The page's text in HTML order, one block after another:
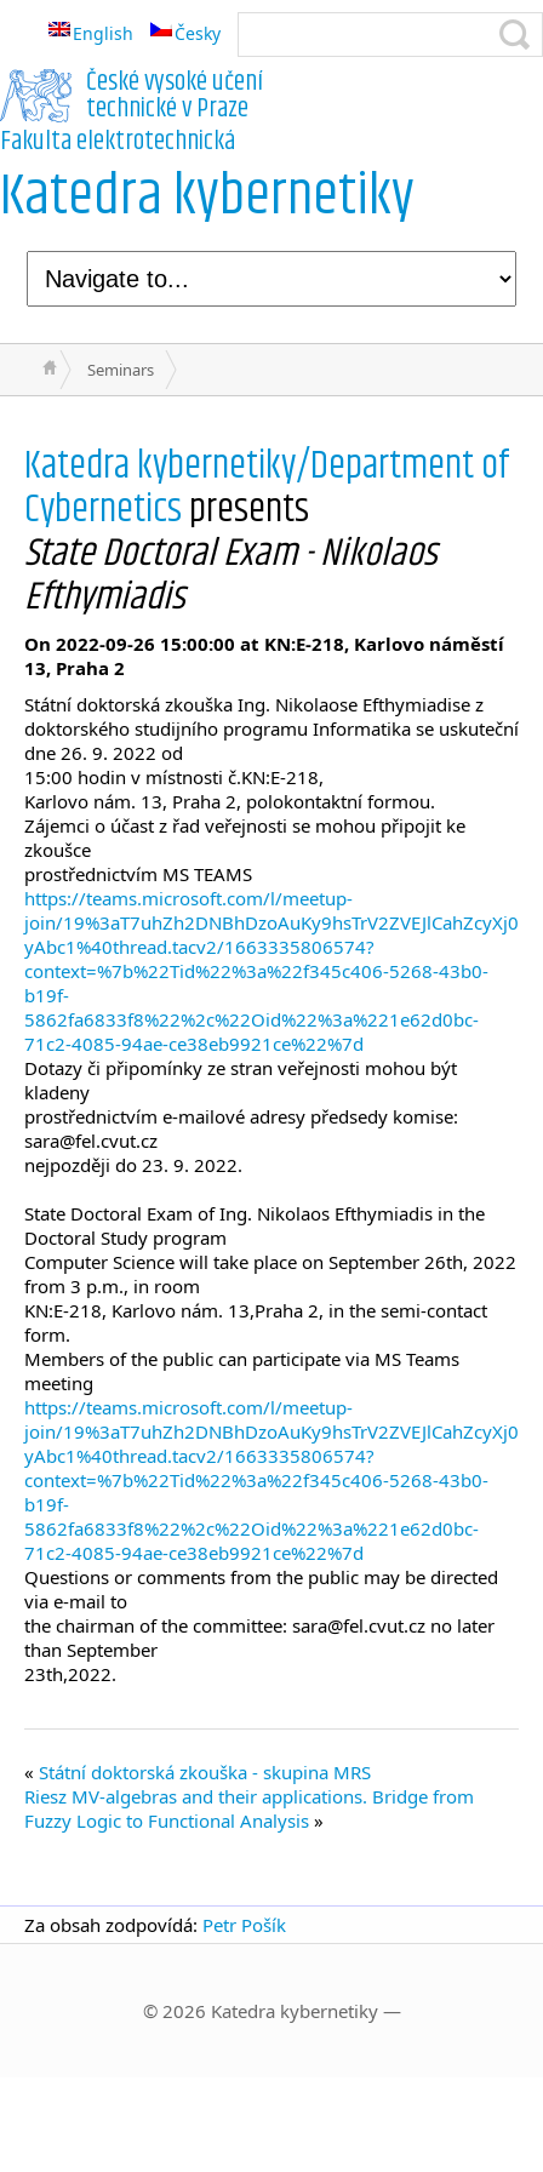
English Česky
České vysoké učení
technické v Praze
Fakulta elektrotechnická
Katedra kybernetiky
Seminars
Katedra kybernetiky/Department of
Cyberneticspresents
State Doctoral Exam - Nikolaos
Efthymiadis
On 2022-09-26 15:00:00 at KN:E-218, Karlovo náměstí
13, Praha 2
Státní doktorská zkouška Ing. Nikolaose Efthymiadise z
doktorského studijního programu Informatika se uskuteční
dne 26. 9. 2022 od
15:00 hodin v místnosti č.KN:E-218,
Karlovo nám. 13, Praha 2, polokontaktní formou.
Zájemci o účast z řad veřejnosti se mohou připojit ke
zkoušce
prostřednictvím MS TEAMS
https://teams.microsoft.com/l/meetup-
join/19%3aT7uhZh2DNBhDzoAuKy9hsTrV2ZVEJlCahZcyXj0
yAbc1%40thread.tacv2/1663335806574?
context=%7b%22Tid%22%3a%22f345c406-5268-43b0-
b19f-
5862fa6833f8%22%2c%22Oid%22%3a%221e62d0bc-
71c2-4085-94ae-ce38eb9921ce%22%7d
Dotazy či připomínky ze stran veřejnosti mohou být
kladeny
prostřednictvím e-mailové adresy předsedy komise:
sara@fel.cvut.cz
nejpozději do 23. 9. 2022.
State Doctoral Exam of Ing. Nikolaos Efthymiadis in the
Doctoral Study program
Computer Science will take place on September 26th, 2022
from 3 p.m., in room
KN:E-218, Karlovo nám. 13,Praha 2, in the semi-contact
form.
Members of the public can participate via MS Teams
meeting
https://teams.microsoft.com/l/meetup-
join/19%3aT7uhZh2DNBhDzoAuKy9hsTrV2ZVEJlCahZcyXj0
yAbc1%40thread.tacv2/1663335806574?
context=%7b%22Tid%22%3a%22f345c406-5268-43b0-
b19f-
5862fa6833f8%22%2c%22Oid%22%3a%221e62d0bc-
71c2-4085-94ae-ce38eb9921ce%22%7d
Questions or comments from the public may be directed
via e-mail to
the chairman of the committee: sara@fel.cvut.cz no later
than September
23th,2022.
Státní doktorská zkouška - skupina MRS
Riesz MV-algebras and their applications. Bridge from
Fuzzy Logic to Functional Analysis
Za obsah zodpovídá: Petr Pošík
© 2026 Katedra kybernetiky —